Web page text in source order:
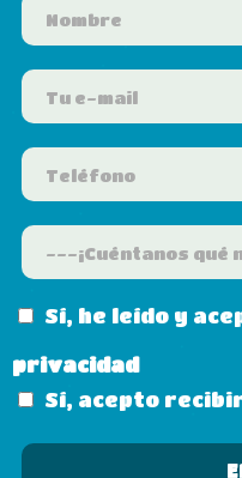
Sí, he leído y
privacidad
Sí, acepto